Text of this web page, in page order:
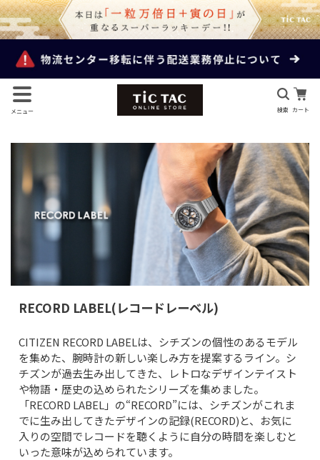
メニュー 検索 カート
RECORD LABEL(レコードレーベル)
CITIZEN RECORD LABELは、シチズンの個性のあるモデル
を集めた、腕時計の新しい楽しみ方を提案するライン。シ
チズンが過去生み出してきた、レトロなデザインテイスト
や物語・歴史の込められたシリーズを集めました。
「RECORD LABEL」の“RECORD”には、シチズンがこれま
でに生み出してきたデザインの記録(RECORD)と、お気に
入りの空間でレコードを聴くように自分の時間を楽しむと
いった意味が込められています。